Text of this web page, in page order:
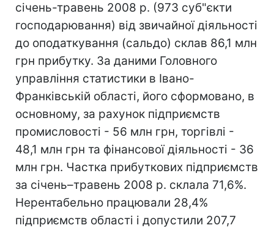
січень-травень 2008 р. (973 суб"єкти
господарювання) від звичайної діяльності
до оподаткування (сальдо) склав 86,1 млн
грн прибутку. За даними Головного
управління статистики в Івано-
Франківській області, його сформовано, в
основному, за рахунок підприємств
промисловості - 56 млн грн, торгівлі -
48,1 млн грн та фінансової діяльності - 36
млн грн. Частка прибуткових підприємств
за січень–травень 2008 р. склала 71,6%.
Нерентабельно працювали 28,4%
підприємств області і допустили 207,7